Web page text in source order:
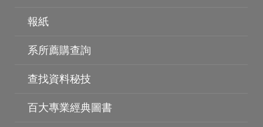
報紙
系所薦購查詢
查找資料秘技
百大專業經典圖書